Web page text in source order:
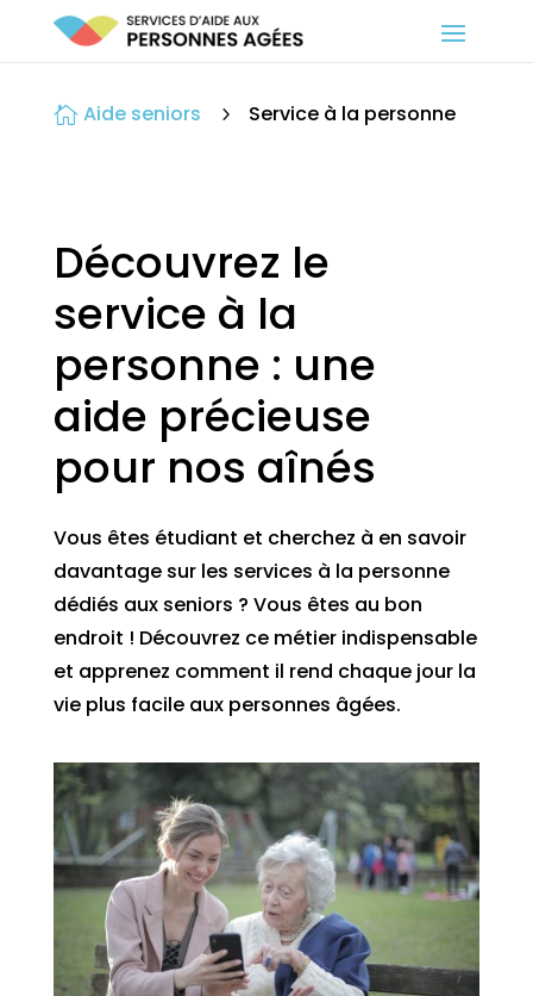
 Aide seniors 5 Service à la personne
Découvrez le
service à la
personne : une
aide précieuse
pour nos aînés
Vous êtes étudiant et cherchez à en savoir
davantage sur les services à la personne
dédiés aux seniors ? Vous êtes au bon
endroit ! Découvrez ce métier indispensable
et apprenez comment il rend chaque jour la
vie plus facile aux personnes âgées.